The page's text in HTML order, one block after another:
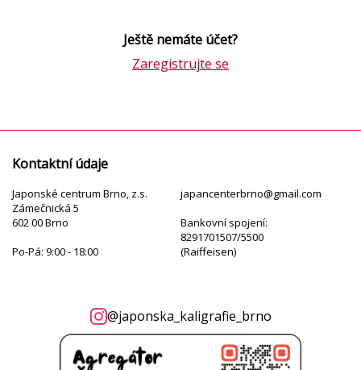
Ještě nemáte účet?
Zaregistrujte se
Kontaktní údaje
Japonské centrum Brno, z.s.
Zámečnická 5
602 00 Brno
Po-Pá: 9:00 - 18:00
japancenterbrno@gmail.com
Bankovní spojení:
8291701507/5500
(Raiffeisen)
@japonska_kaligrafie_brno